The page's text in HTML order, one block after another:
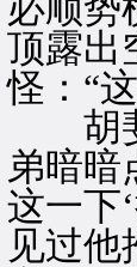
必顺势
顶露出
怪：“
胡斐
弟暗暗
这一下
见过